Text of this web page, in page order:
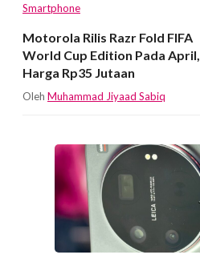
Smartphone
Motorola Rilis Razr Fold FIFA
World Cup Edition Pada April,
Harga Rp35 Jutaan
Oleh Muhammad Jiyaad Sabiq